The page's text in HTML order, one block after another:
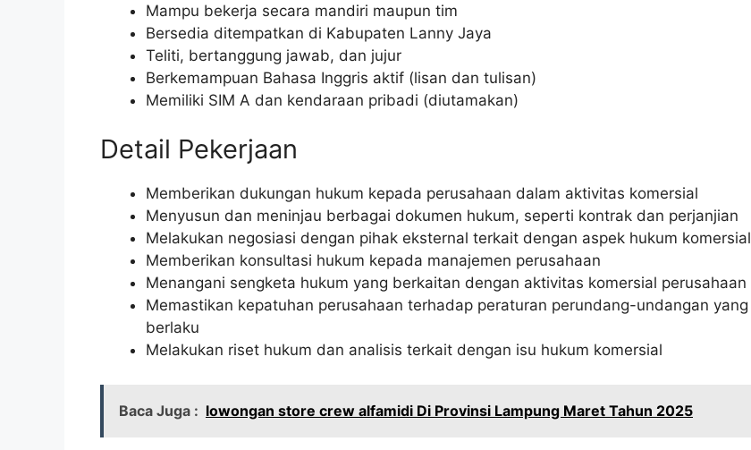
Mampu bekerja secara mandiri maupun tim
Bersedia ditempatkan di Kabupaten Lanny Jaya
Teliti, bertanggung jawab, dan jujur
Berkemampuan Bahasa Inggris aktif (lisan dan tulisan)
Memiliki SIM A dan kendaraan pribadi (diutamakan)
Detail Pekerjaan
Memberikan dukungan hukum kepada perusahaan dalam aktivitas komersial
Menyusun dan meninjau berbagai dokumen hukum, seperti kontrak dan perjanjian
Melakukan negosiasi dengan pihak eksternal terkait dengan aspek hukum komersial
Memberikan konsultasi hukum kepada manajemen perusahaan
Menangani sengketa hukum yang berkaitan dengan aktivitas komersial perusahaan
Memastikan kepatuhan perusahaan terhadap peraturan perundang-undangan yang
berlaku
Melakukan riset hukum dan analisis terkait dengan isu hukum komersial
Baca Juga : lowongan store crew alfamidi Di Provinsi Lampung Maret Tahun 2025